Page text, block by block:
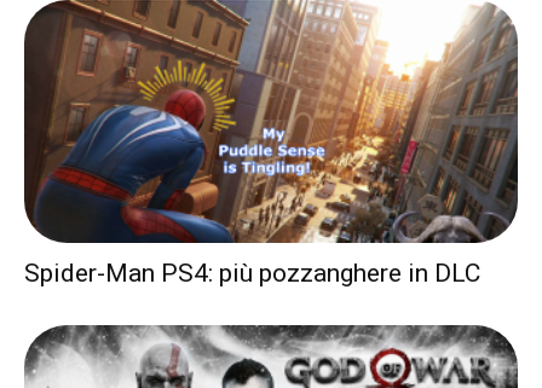
Spider-Man PS4: più pozzanghere in DLC